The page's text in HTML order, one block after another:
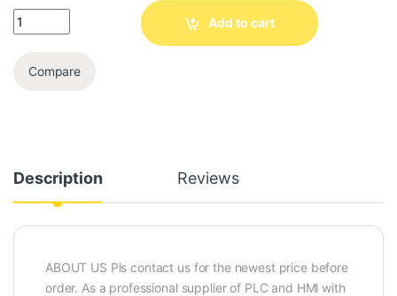
Add to cart
Compare
Description Reviews
ABOUT US Pls contact us for the newest price before
order. As a professional supplier of PLC and HMl with